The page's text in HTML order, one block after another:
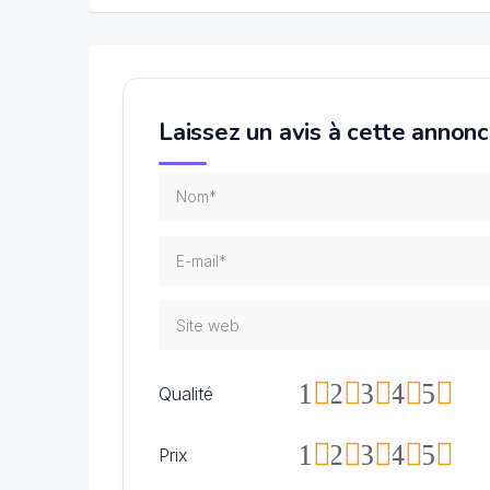
Laissez un avis à cette
Qualité 5
4
3
2
1
Prix 5
4
3
2
1